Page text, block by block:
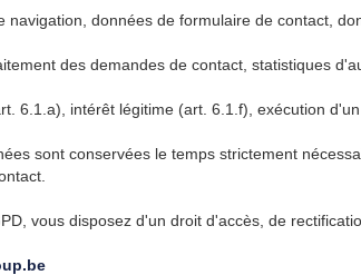
navigation, données de formulaire de contact,
des demandes de contact, statistiques
6.1.a), intérêt légitime (art. 6.1.f), exécution
sont conservées le temps strictement
vous disposez d'un droit d'accès, de